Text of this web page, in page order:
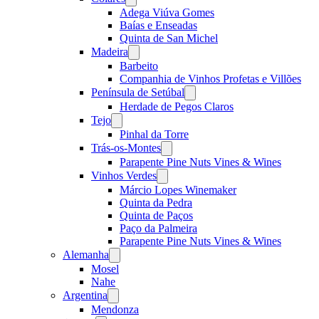
menu
Adega Viúva Gomes
Baías e Enseadas
Quinta de San Michel
Madeira
menu
Barbeito
Companhia de Vinhos Profetas e Villões
Península de Setúbal
menu
Herdade de Pegos Claros
Tejo
menu
Pinhal da Torre
Trás-os-Montes
menu
Parapente Pine Nuts Vines & Wines
Vinhos Verdes
menu
Márcio Lopes Winemaker
Quinta da Pedra
Quinta de Paços
Paço da Palmeira
Parapente Pine Nuts Vines & Wines
Alemanha
menu
Mosel
Nahe
Argentina
menu
Mendonza